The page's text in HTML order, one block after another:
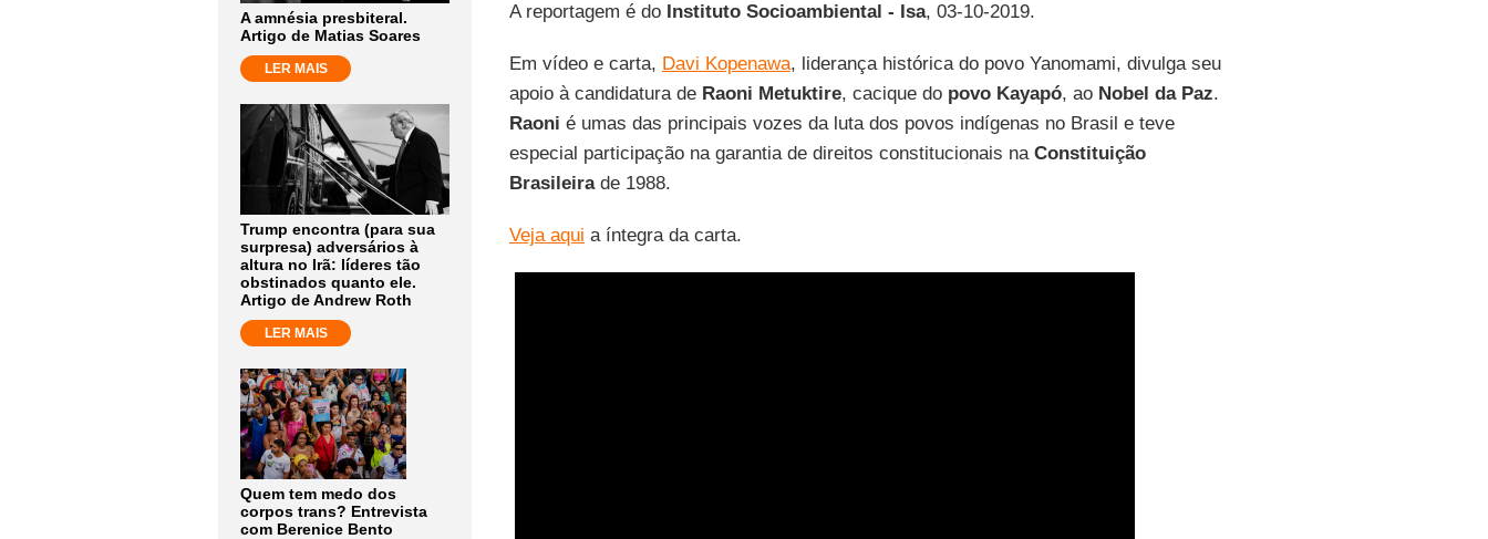
A amnésia presbiteral.
Artigo de Matias Soares
LER MAIS
Trump encontra (para sua
surpresa) adversários à
altura no Irã: líderes tão
obstinados quanto ele.
Artigo de Andrew Roth
LER MAIS
Quem tem medo dos
corpos trans? Entrevista
com Berenice Bento
A reportagem é do Instituto Socioambiental - Isa, 03-10-2019.
Em vídeo e carta, Davi Kopenawa, liderança histórica do povo Yanomami, divulga seu
apoio à candidatura de Raoni Metuktire, cacique do povo Kayapó, ao Nobel da Paz.
Raoni é umas das principais vozes da luta dos povos indígenas no Brasil e teve
especial participação na garantia de direitos constitucionais na Constituição
Brasileirade 1988.
Veja aqui a íntegra da carta.